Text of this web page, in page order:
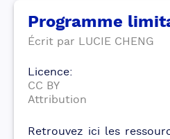
Programme
Écrit par LUCIE CHENG
Licence:
CC BY
Attribution
Retrouvez ici les